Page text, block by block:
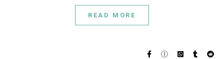
READ MORE